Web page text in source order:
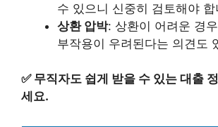
수 있으니 신중히 검토해야 합
상환 압박: 상환이 어려운 경
부작용이 우려된다는 의견도
✅ 무직자도 쉽게 받을 수 있는 대출
세요.